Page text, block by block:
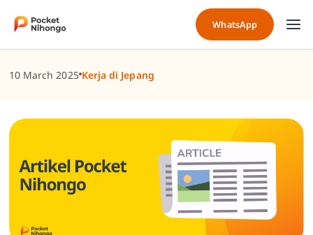
content
WhatsApp
10 March 2025 Kerja di Jepang